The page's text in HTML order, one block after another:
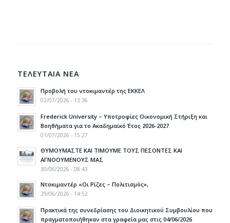
ΤΕΛΕΥΤΑΙΑ ΝΕΑ
Προβολή του ντοκιμαντέρ της ΕΚΚΕΛ
02/07/2026 - 13:36
Frederick University – Υποτροφίες Οικονομική Στήριξη και
Βοηθήματα για το Ακαδημαϊκό Έτος 2026-2027
01/07/2026 - 15:27
ΘΥΜΟΥΜΑΣΤΕ ΚΑΙ ΤΙΜΟΥΜΕ ΤΟΥΣ ΠΕΣΟΝΤΕΣ ΚΑΙ
ΑΓΝΟΟΥΜΕΝΟΥΣ ΜΑΣ
30/06/2026 - 08:43
Ντοκιμαντέρ «Οι Ρίζες – Πολιτισμός»,
29/06/2026 - 14:52
Πρακτικά της συνεδρίασης του Διοικητικού Συμβουλίου που
πραγματοποιήθηκαν στα γραφεία μας στις 04/06/2026